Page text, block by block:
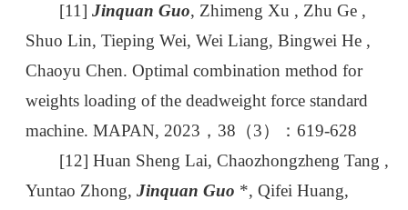
[11]Jinquan Guo, Zhimeng Xu , Zhu Ge ,
Shuo Lin, Tieping Wei, Wei Liang, Bingwei He ,
Chaoyu Chen. Optimal combination method for
weights loading of the deadweight force standard
machine. MAPAN, 2023，38（3）：619-628
[12] Huan Sheng Lai, Chaozhongzheng Tang ,
Yuntao Zhong, Jinquan Guo *, Qifei Huang,